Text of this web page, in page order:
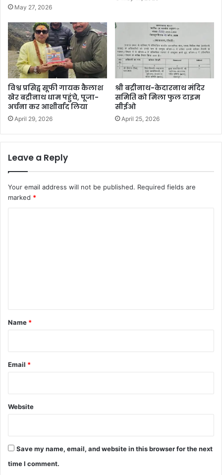
May 27, 2026
विश्व प्रसिद्व सूफी गायक कैलाश
खेर बद्रीनाथ धाम पहुंचे, पूजा-
अर्चना कर आशीर्वाद लिया
April 29, 2026
श्री बद्रीनाथ-केदारनाथ मंदिर
समिति को मिला फुल टाइम
सीईओ
April 25, 2026
Leave a Reply
Your email address will not be published. Required fields are
marked *
*
Name *
Email *
Website
Save my name, email, and website in this browser for the next
time I comment.